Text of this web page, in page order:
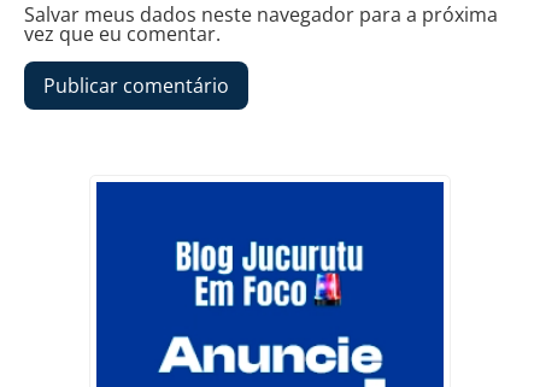
Salvar meus dados neste navegador para a próxima
vez que eu comentar.